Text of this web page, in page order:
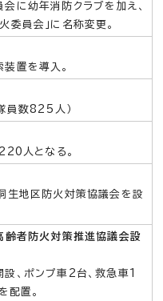
に幼年消防クラブを加え、
委員会」に名称変更。
置を導入。
員数825人）
人となる。
生地区防火対策協議会を設
齢者防火対策推進協議会設
、ポンプ車2台、救急車1
配置。